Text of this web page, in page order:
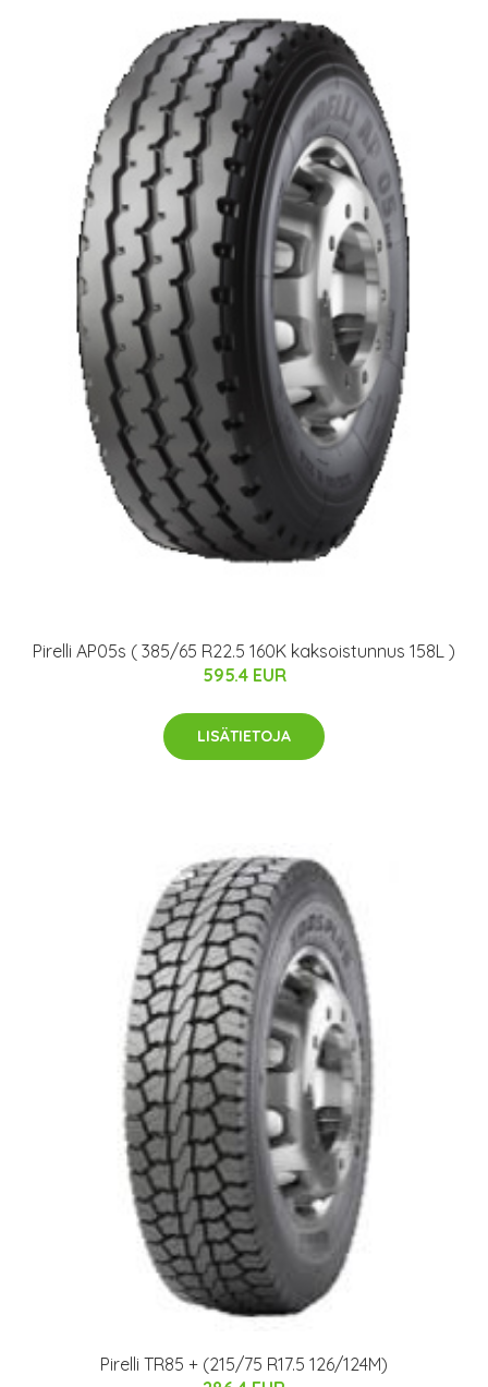
Pirelli AP05s ( 385/65 R22.5 160K kaksoistunnus 158L )
595.4 EUR
LISÄTIETOJA
Pirelli TR85 + (215/75 R17.5 126/124M)